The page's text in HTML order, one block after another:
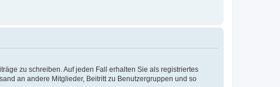
zu schreiben. Auf jeden Fall erhalten Sie als registriertes
an andere Mitglieder, Beitritt zu Benutzergruppen und so